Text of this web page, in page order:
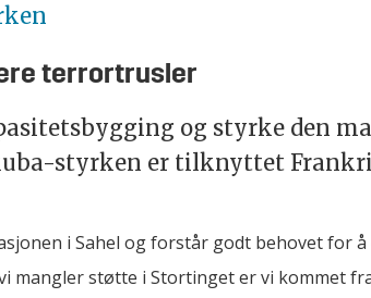
terrortrusler
og styrke den
styrken er tilknyttet
i Sahel og forstår godt behovet for
mangler støtte i Stortinget er vi kommet